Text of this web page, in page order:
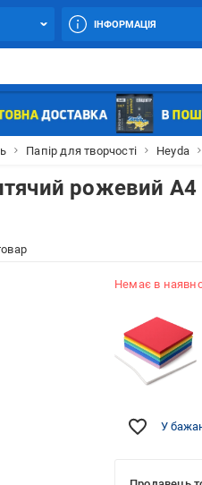
ІНФОРМАЦІЯ
Папір для творчості Heyda
рожевий
Немає в
У